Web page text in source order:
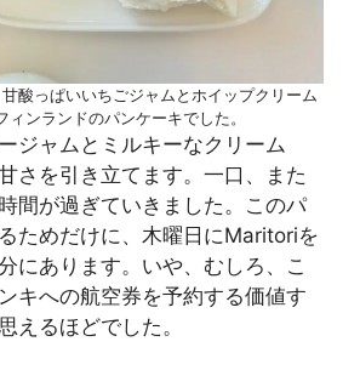
酸っぱいいちごジャムとホイップクリーム
ィンランドのパンケーキでした。
ジャムとミルキーなクリーム
さを引き立てます。一口、また
間が過ぎていきました。このパ
ためだけに、木曜日にMaritoriを
にあります。いや、むしろ、こ
キへの航空券を予約する価値す
えるほどでした。